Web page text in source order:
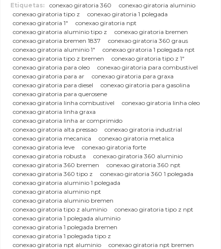
Etiquetas: conexao giratoria 360
conexao giratoria aluminio
conexao giratoria tipo z
conexao giratoria 1 polegada
conexao giratoria 1"
conexao giratoria npt
conexao giratoria aluminio tipo z
conexao giratoria bremen
conexao giratoria bremen 1837
conexao giratoria 360 graus
conexao giratoria aluminio 1"
conexao giratoria 1 polegada npt
conexao giratoria tipo z bremen
conexao giratoria tipo z 1"
conexao giratoria para oleo
conexao giratoria para combustivel
conexao giratoria para ar
conexao giratoria para graxa
conexao giratoria para diesel
conexao giratoria para gasolina
conexao giratoria para querosene
conexao giratoria linha combustivel
conexao giratoria linha oleo
conexao giratoria linha graxa
conexao giratoria linha ar comprimido
conexao giratoria alta pressao
conexao giratoria industrial
conexao giratoria mecanica
conexao giratoria metalica
conexao giratoria leve
conexao giratoria forte
conexao giratoria robusta
conexao giratoria 360 aluminio
conexao giratoria 360 bremen
conexao giratoria 360 npt
conexao giratoria 360 tipo z
conexao giratoria 360 1 polegada
conexao giratoria aluminio 1 polegada
conexao giratoria aluminio npt
conexao giratoria aluminio bremen
conexao giratoria tipo z aluminio
conexao giratoria tipo z npt
conexao giratoria 1 polegada aluminio
conexao giratoria 1 polegada bremen
conexao giratoria 1 polegada tipo z
conexao giratoria npt aluminio
conexao giratoria npt bremen